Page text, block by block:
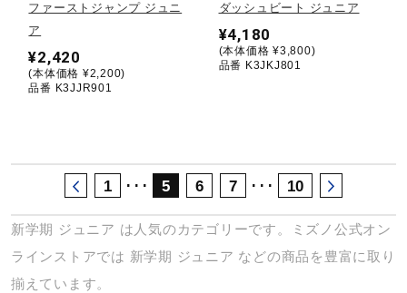
直営店一覧
取扱店一覧
ファーストジャンプ ジュニ
ア
¥2,420
(本体価格 ¥2,200)
品番 K3JJR901
ダッシュビート ジュニア
¥4,180
(本体価格 ¥3,800)
品番 K3JKJ801
1 ･･･ 5 6 7 ･･･ 10
新学期 ジュニア は人気のカテゴリーです。ミズノ公式オン
ラインストアでは 新学期 ジュニア などの商品を豊富に取り
揃えています。